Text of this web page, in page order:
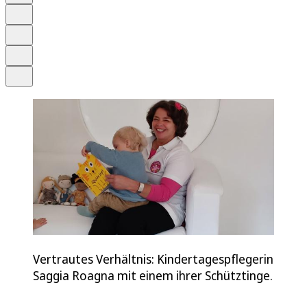
Vertrautes Verhältnis: Kindertagespflegerin
Saggia Roagna mit einem ihrer Schütztinge.